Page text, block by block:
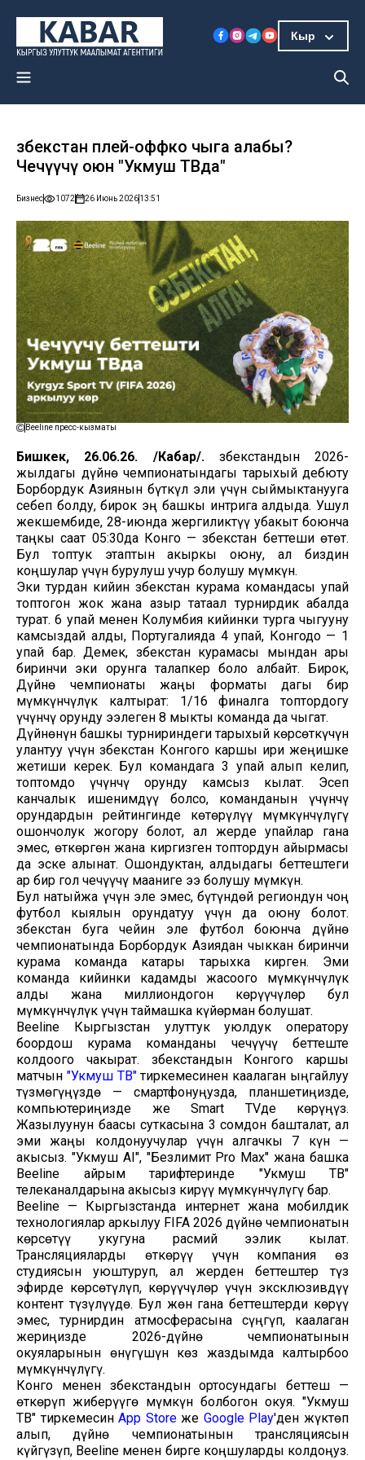
Кыр
Өзбекстан плей-оффко чыга алабы?
Чечүүчү оюн "Укмуш ТВда"
Бизнес 1072 26 Июнь 202613:51
Beeline пресс-кызматы
Бишкек, 26.06.26. /Кабар/. Өзбекстандын 2026-
жылдагы дүйнө чемпионатындагы тарыхый дебюту
Борбордук Азиянын бүткүл эли үчүн сыймыктанууга
себеп болду, бирок эң башкы интрига алдыда. Ушул
жекшембиде, 28-июнда жергиликтүү убакыт боюнча
таңкы саат 05:30да Конго — Өзбекстан беттеши өтөт.
Бул топтук этаптын акыркы оюну, ал биздин
коңшулар үчүн бурулуш учур болушу мүмкүн.
Эки турдан кийин Өзбекстан курама командасы упай
топтогон жок жана азыр татаал турнирдик абалда
турат. 6 упай менен Колумбия кийинки турга чыгууну
камсыздай алды, Португалияда 4 упай, Конгодо — 1
упай бар. Демек, Өзбекстан курамасы мындан ары
биринчи эки орунга талапкер боло албайт. Бирок,
Дүйнө чемпионаты жаңы форматы дагы бир
мүмкүнчүлүк калтырат: 1/16 финалга топтордогу
үчүнчү орунду ээлеген 8 мыкты команда да чыгат.
Дүйнөнүн башкы турнириндеги тарыхый көрсөткүчүн
улантуу үчүн Өзбекстан Конгого каршы ири жеңишке
жетиши керек. Бул командага 3 упай алып келип,
топтомдо үчүнчү орунду камсыз кылат. Эсеп
канчалык ишенимдүү болсо, команданын үчүнчү
орундардын рейтингинде көтөрүлүү мүмкүнчүлүгү
ошончолук жогору болот, ал жерде упайлар гана
эмес, өткөргөн жана киргизген топтордун айырмасы
да эске алынат. Ошондуктан, алдыдагы беттештеги
ар бир гол чечүүчү мааниге ээ болушу мүмкүн.
Бул натыйжа үчүн эле эмес, бүтүндөй региондун чоң
футбол кыялын орундатуу үчүн да оюну болот.
Өзбекстан буга чейин эле футбол боюнча дүйнө
чемпионатында Борбордук Азиядан чыккан биринчи
курама команда катары тарыхка кирген. Эми
команда кийинки кадамды жасоого мүмкүнчүлүк
алды жана миллиондогон көрүүчүлөр бул
мүмкүнчүлүк үчүн таймашка күйөрман болушат.
Beeline Кыргызстан улуттук уюлдук оператору
боордош курама команданы чечүүчү беттеште
колдоого чакырат. Өзбекстандын Конгого каршы
матчын "Укмуш ТВ"тиркемесинен каалаган ыңгайлуу
түзмөгүңүздө — смартфонуңузда, планшетиңизде,
компьютериңизде же Smart TVде көрүңүз.
Жазылуунун баасы суткасына 3 сомдон башталат, ал
эми жаңы колдонуучулар үчүн алгачкы 7 күн —
акысыз. "Укмуш AI", "Безлимит Pro Max" жана башка
Beeline айрым тарифтеринде "Укмуш ТВ"
телеканалдарына акысыз кирүү мүмкүнчүлүгү бар.
Beeline — Кыргызстанда интернет жана мобилдик
технологиялар аркылуу FIFA 2026 дүйнө чемпионатын
көрсөтүү укугуна расмий ээлик кылат.
Трансляцияларды өткөрүү үчүн компания өз
студиясын уюштуруп, ал жерден беттештер түз
эфирде көрсөтүлүп, көрүүчүлөр үчүн эксклюзивдүү
контент түзүлүүдө. Бул жөн гана беттештерди көрүү
эмес, турнирдин атмосферасына сүңгүп, каалаган
жериңизде 2026-дүйнө чемпионатынын
окуяларынын өнүгүшүн көз жаздымда калтырбоо
мүмкүнчүлүгү.
Конго менен Өзбекстандын ортосундагы беттеш —
өткөрүп жиберүүгө мүмкүн болбогон окуя. "Укмуш
ТВ" тиркемесинApp Storeже Google Play'ден жүктөп
алып, дүйнө чемпионатынын трансляциясын
күйгүзүп, Beeline менен бирге коңшуларды колдоңуз.